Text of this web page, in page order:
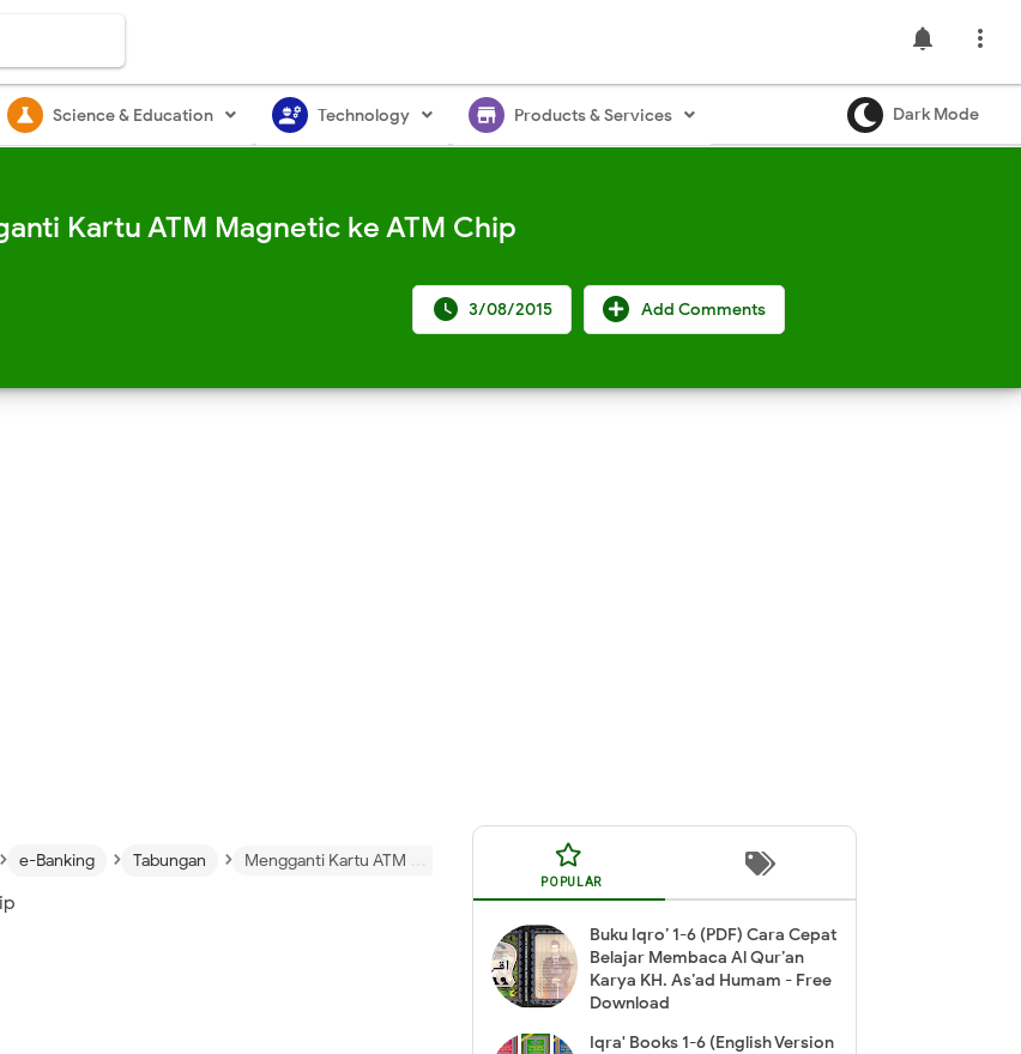

notifications
science Science & Education engineering Technology store Products & Services Dark Mode
Kartu ATM Magnetic ke ATM Chip
Add Comments
 3/08/2015
› e-Banking › Tabungan › Mengganti Kartu ATM Magnetic ke ATM Chip
POPULAR
Buku Iqro’ 1-6 (PDF) Cara Cepat
Belajar Membaca Al Qur’an
Karya KH. As’ad Humam - Free
Download
Iqra' Books 1-6 (English Version